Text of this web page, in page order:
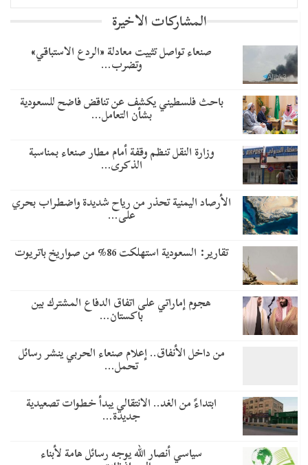
المشاركات الاخيرة
صنعاء تواصل تثبيت معادلة «الردع الاستباقي»
وتضرب…
باحث فلسطيني يكشف عن تناقض فاضح للسعودية
بشأن التعامل…
وزارة النقل تنظم وقفة أمام مطار صنعاء بمناسبة
الذكرى…
الأرصاد اليمنية تحذر من رياح شديدة واضطراب بحري
على…
تقارير: السعودية استهلكت 86% من صواريخ باتريوت
هجوم إماراتي على اتفاق الدفاع المشترك بين
باكستان…
من داخل الأنفاق.. إعلام صنعاء الحربي ينشر رسائل
تحمل…
​ابتداءً من الغد.. الانتقالي يبدأ خطوات تصعيدية
جديدة…
سياسي أنصار الله يوجه رسائل هامة لأبناء